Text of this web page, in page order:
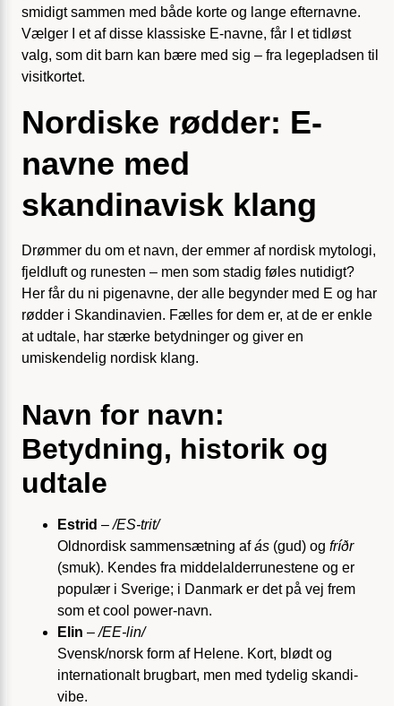
smidigt sammen med både korte og lange efternavne.
Vælger I et af disse klassiske E-navne, får I et tidløst
valg, som dit barn kan bære med sig – fra legepladsen til
visitkortet.
Nordiske rødder: E-
navne med
skandinavisk klang
Drømmer du om et navn, der emmer af nordisk mytologi,
fjeldluft og runesten – men som stadig føles nutidigt?
Her får du ni pigenavne, der alle begynder med E og har
rødder i Skandinavien. Fælles for dem er, at de er enkle
at udtale, har stærke betydninger og giver en
umiskendelig nordisk klang.
Navn for navn:
Betydning, historik og
udtale
Estrid –/ES-trit/
Oldnordisk sammensætning afás (gud) og fríðr
(smuk). Kendes fra middelalder­runestene og er
populær i Sverige; i Danmark er det på vej frem
som et cool power-navn.
Elin –/EE-lin/
Svensk/norsk form af Helene. Kort, blødt og
internationalt brugbart, men med tydelig skandi-
vibe.